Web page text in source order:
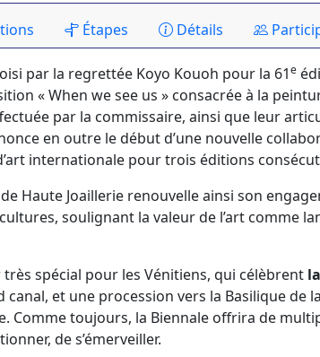
Étapes Détails
par la regrettée Koyo Kouoh pour la 61e
« When we see us » consacrée à la
par la commissaire, ainsi que leur
en outre le début d’une nouvelle
internationale pour trois éditions
Haute Joaillerie renouvelle ainsi son
soulignant la valeur de l’art comme
spécial pour les Vénitiens, qui célèbrent
et une procession vers la Basilique de
Comme toujours, la Biennale offrira de
de s’émerveiller.